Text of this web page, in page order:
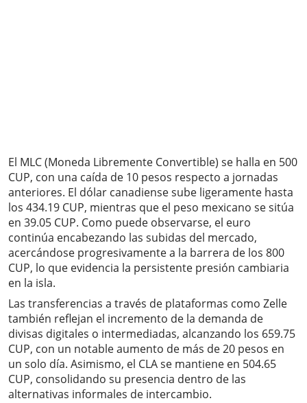
El MLC (Moneda Libremente Convertible) se halla en 500
CUP, con una caída de 10 pesos respecto a jornadas
anteriores. El dólar canadiense sube ligeramente hasta
los 434.19 CUP, mientras que el peso mexicano se sitúa
en 39.05 CUP. Como puede observarse, el euro
continúa encabezando las subidas del mercado,
acercándose progresivamente a la barrera de los 800
CUP, lo que evidencia la persistente presión cambiaria
en la isla.
Las transferencias a través de plataformas como Zelle
también reflejan el incremento de la demanda de
divisas digitales o intermediadas, alcanzando los 659.75
CUP, con un notable aumento de más de 20 pesos en
un solo día. Asimismo, el CLA se mantiene en 504.65
CUP, consolidando su presencia dentro de las
alternativas informales de intercambio.